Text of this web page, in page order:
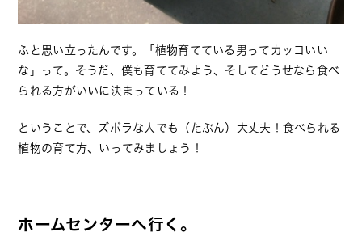
ふと思い立ったんです。「植物育てている男ってカッコいい
な」って。そうだ、僕も育ててみよう、そしてどうせなら食べ
られる方がいいに決まっている！
ということで、ズボラな人でも（たぶん）大丈夫！食べられる
植物の育て方、いってみましょう！
ホームセンターへ行く。